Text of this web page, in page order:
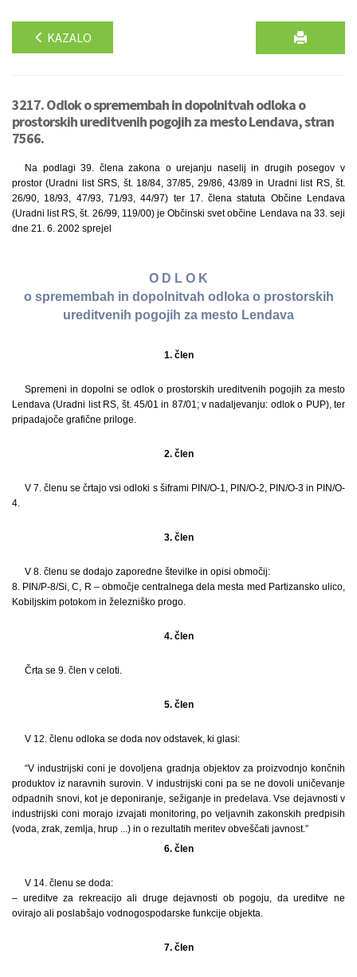
KAZALO
3217. Odlok o spremembah in dopolnitvah odloka o
prostorskih ureditvenih pogojih za mesto Lendava, stran
7566.
Na podlagi 39. člena zakona o urejanju naselij in drugih posegov v
prostor (Uradni list SRS, št. 18/84, 37/85, 29/86, 43/89 in Uradni list RS, št.
26/90, 18/93, 47/93, 71/93, 44/97) ter 17. člena statuta Občine Lendava
(Uradni list RS, št. 26/99, 119/00) je Občinski svet občine Lendava na 33. seji
dne 21. 6. 2002 sprejel
O D L O K
o spremembah in dopolnitvah odloka o prostorskih
ureditvenih pogojih za mesto Lendava
1. člen
Spremeni in dopolni se odlok o prostorskih ureditvenih pogojih za mesto
Lendava (Uradni list RS, št. 45/01 in 87/01; v nadaljevanju: odlok o PUP), ter
pripadajoče grafične priloge.
2. člen
V 7. členu se črtajo vsi odloki s šiframi PIN/O-1, PIN/O-2, PIN/O-3 in PIN/O-
4.
3. člen
V 8. členu se dodajo zaporedne številke in opisi območij:
8. PIN/P-8/Si, C, R – območje centralnega dela mesta med Partizansko ulico,
Kobiljskim potokom in železniško progo.
4. člen
Črta se 9. člen v celoti.
5. člen
V 12. členu odloka se doda nov odstavek, ki glasi:
“V industrijski coni je dovoljena gradnja objektov za proizvodnjo končnih
produktov iz naravnih surovin. V industrijski coni pa se ne dovoli uničevanje
odpadnih snovi, kot je deponiranje, sežiganje in predelava. Vse dejavnosti v
industrijski coni morajo izvajati monitoring, po veljavnih zakonskih predpisih
(voda, zrak, zemlja, hrup ...) in o rezultatih meritev obveščati javnost.”
6. člen
V 14. členu se doda:
– ureditve za rekreacijo ali druge dejavnosti ob pogoju, da ureditve ne
ovirajo ali poslabšajo vodnogospodarske funkcije objekta.
7. člen